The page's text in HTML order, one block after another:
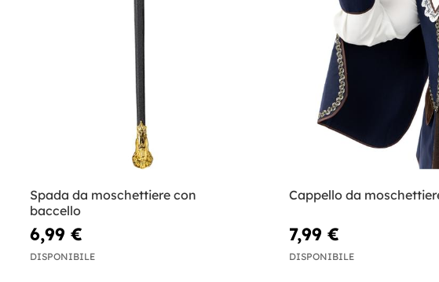
Spada da moschettiere con
baccello
6,99 €
DISPONIBILE
Cappello da
7,99 €
DISPONIBILE